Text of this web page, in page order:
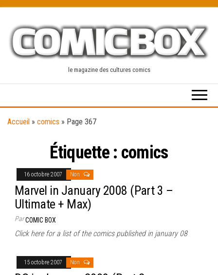
content
le magazine des cultures comics
Accueil » comics » Page 367
Étiquette : comics
16 octobre 2007 Non
Marvel in January 2008 (Part 3 –
Ultimate + Max)
ParCOMIC BOX
Click here for a list of the comics published in january 08
15 octobre 2007 Non